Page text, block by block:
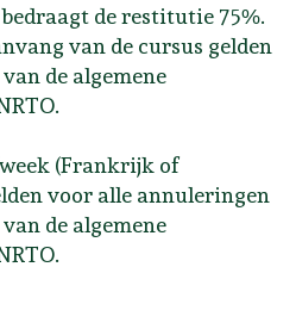
de restitutie 75%.
van de cursus gelden
de algemene
(Frankrijk of
voor alle annuleringen
de algemene